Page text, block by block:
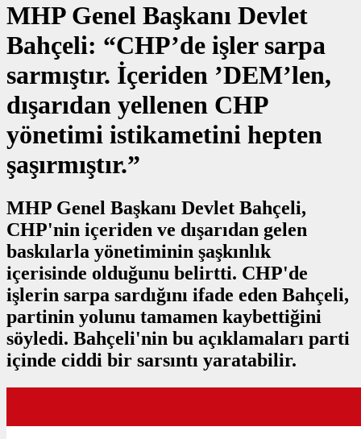
MHP Genel Başkanı Devlet
Bahçeli: “CHP’de işler sarpa
sarmıştır. İçeriden ’DEM’len,
dışarıdan yellenen CHP
yönetimi istikametini hepten
şaşırmıştır.”
MHP Genel Başkanı Devlet Bahçeli,
CHP'nin içeriden ve dışarıdan gelen
baskılarla yönetiminin şaşkınlık
içerisinde olduğunu belirtti. CHP'de
işlerin sarpa sardığını ifade eden Bahçeli,
partinin yolunu tamamen kaybettiğini
söyledi. Bahçeli'nin bu açıklamaları parti
içinde ciddi bir sarsıntı yaratabilir.